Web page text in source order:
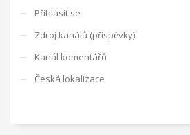
Přihlásit se
Zdroj kanálů (příspěvky)
Kanál komentářů
Česká lokalizace